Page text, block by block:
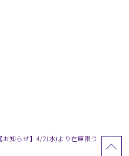
【お知らせ】4/2(水)より在庫限り